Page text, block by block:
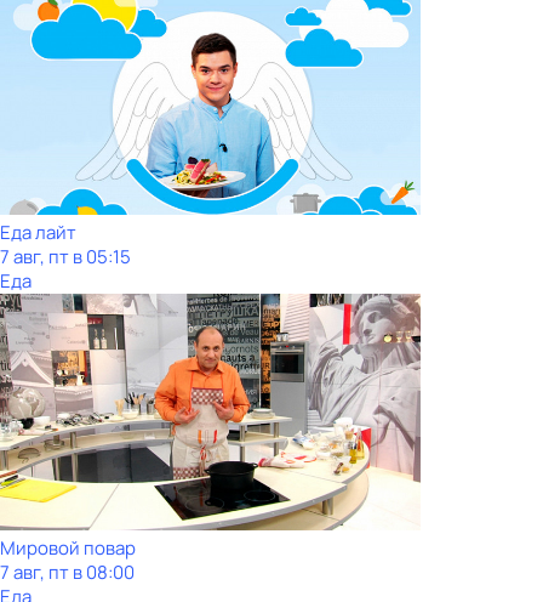
Еда лайт
7 авг, пт в 05:15
Еда
Мировой повар
7 авг, пт в 08:00
Еда